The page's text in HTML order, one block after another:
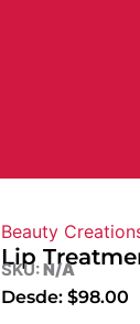
Beauty
Lip
SKU:N/A
Desde: $98.00